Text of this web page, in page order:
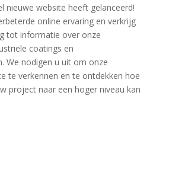
nieuwe website heeft gelanceerd!
online ervaring en verkrijg
tot informatie over onze
coatings en
We nodigen u uit om onze
te verkennen en te ontdekken hoe
project naar een hoger niveau kan